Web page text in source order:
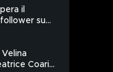
il
su
Coari